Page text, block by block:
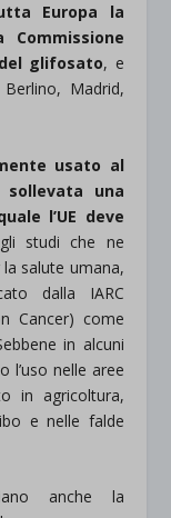
Europa la
glifosato, e
Madrid,
usato al
una
l’UE deve
studi che ne
salute umana,
dalla IARC
Cancer) come
in alcuni
l’uso nelle aree
in agricoltura,
e nelle falde
anche la